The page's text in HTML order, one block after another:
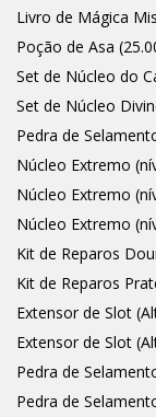
Livro de Mágica
Poção de Asa
Set de Núcleo do
Set de Núcleo
Pedra de
Núcleo Extremo
Núcleo Extremo
Núcleo Extremo
Kit de Reparos
Kit de Reparos
Extensor de Slot
Extensor de Slot
Pedra de
Pedra de